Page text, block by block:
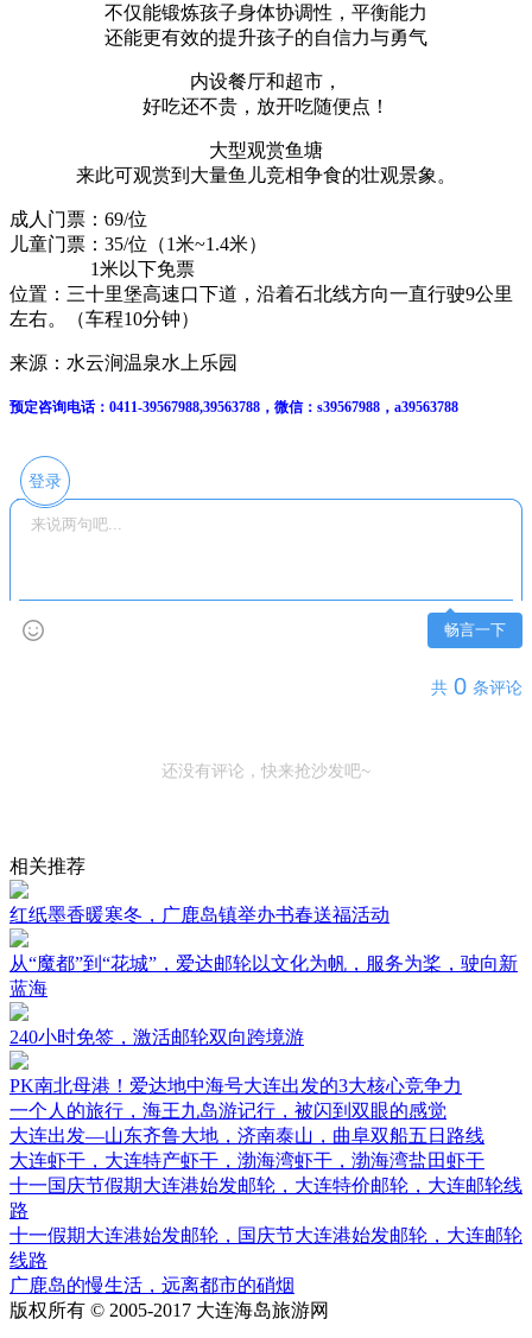
不仅能锻炼孩子身体协调性，平衡能力
还能更有效的提升孩子的自信力与勇气
内设餐厅和超市，
好吃还不贵，放开吃随便点！
大型观赏鱼塘
来此可观赏到大量鱼儿竞相争食的壮观景象。
成人门票：69/位
儿童门票：35/位（1米~1.4米）
1米以下免票
位置：三十里堡高速口下道，沿着石北线方向一直行驶9公里
左右。（车程10分钟）
来源：水云涧温泉水上乐园
预定咨询电话：0411-39567988,39563788，微信：s39567988，a39563788
登录
畅言一下
共 0 条评论
还没有评论，快来抢沙发吧~
相关推荐
红纸墨香暖寒冬，广鹿岛镇举办书春送福活动
从“魔都”到“花城”，爱达邮轮以文化为帆，服务为桨，驶向新
蓝海
240小时免签，激活邮轮双向跨境游
PK南北母港！爱达地中海号大连出发的3大核心竞争力
一个人的旅行，海王九岛游记行，被闪到双眼的感觉
大连出发—山东齐鲁大地，济南泰山，曲阜双船五日路线
大连虾干，大连特产虾干，渤海湾虾干，渤海湾盐田虾干
十一国庆节假期大连港始发邮轮，大连特价邮轮，大连邮轮线
路
十一假期大连港始发邮轮，国庆节大连港始发邮轮，大连邮轮
线路
广鹿岛的慢生活，远离都市的硝烟
版权所有 © 2005-2017 大连海岛旅游网